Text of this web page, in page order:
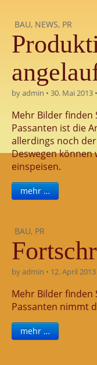
BAU, NEWS, PR
byadmin • 30. Mai 2013 •
Mehr Bilder finden
Passanten ist die
allerdings noch der
Deswegen
einspeisen.
mehr …
BAU, PR
byadmin • 12. April 2013
Mehr Bilder finden
Passanten nimmt
mehr …